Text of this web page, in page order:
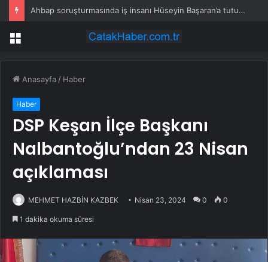
Ahbap soruşturmasında iş insanı Hüseyin Başaran’a tutuklama talebi
Menü
Anasayfa / Haber
Haber
DSP Keşan İlçe Başkanı
Nalbantoğlu’ndan 23 Nisan
açıklaması
MEHMET HAZBİN KAZBEK Nisan 23, 2024 0 0
1 dakika okuma süresi